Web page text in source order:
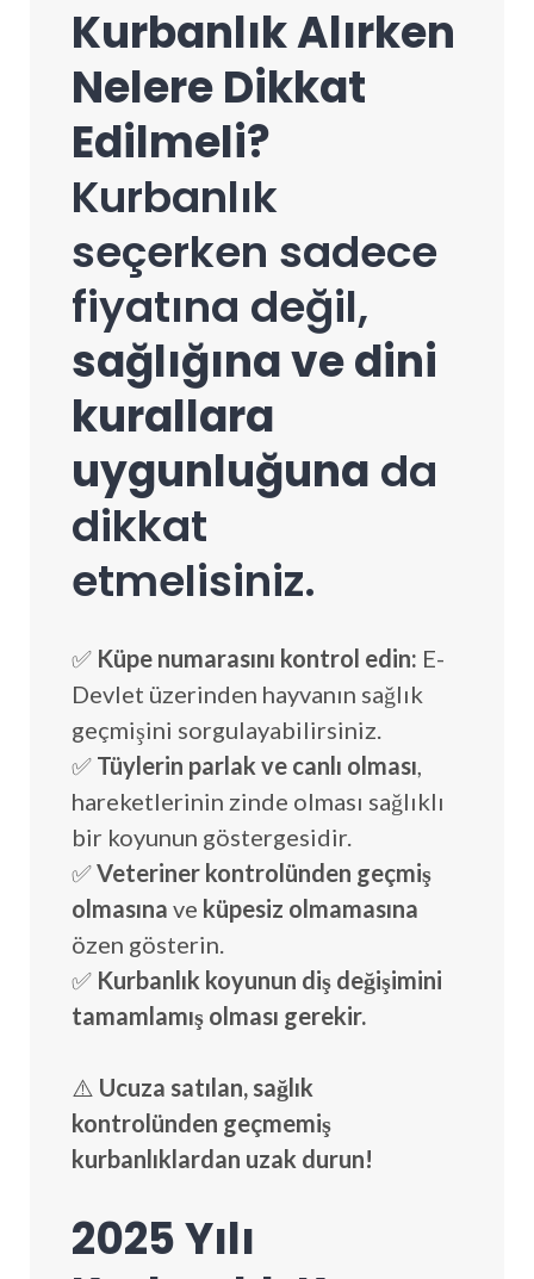
Kurbanlık Alırken
Nelere Dikkat
Edilmeli?
Kurbanlık
seçerken sadece
fiyatına değil,
sağlığına ve dini
kurallara
uygunluğuna da
dikkat
etmelisiniz.
✅ Küpe numarasını kontrol edin: E-
Devlet üzerinden hayvanın sağlık
geçmişini sorgulayabilirsiniz.
✅ Tüylerin parlak ve canlı olması,
hareketlerinin zinde olması sağlıklı
bir koyunun göstergesidir.
✅Veteriner kontrolünden geçmiş
olmasına ve küpesiz olmamasına
özen gösterin.
✅ Kurbanlık koyunun diş değişimini
tamamlamış olması gerekir.
⚠️ Ucuza satılan, sağlık
kontrolünden geçmemiş
kurbanlıklardan uzak durun!
2025 Yılı